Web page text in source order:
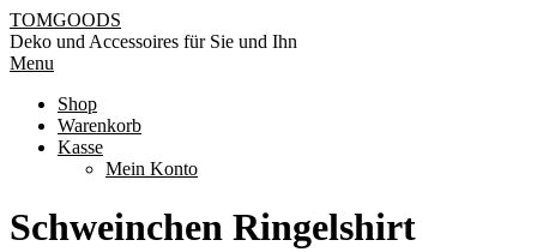
Skip
to
content
TOMGOODS
Deko und Accessoires für Sie und Ihn
Primary
Menu
Menu
Shop
Warenkorb
Kasse
Mein Konto
Schweinchen Ringelshirt